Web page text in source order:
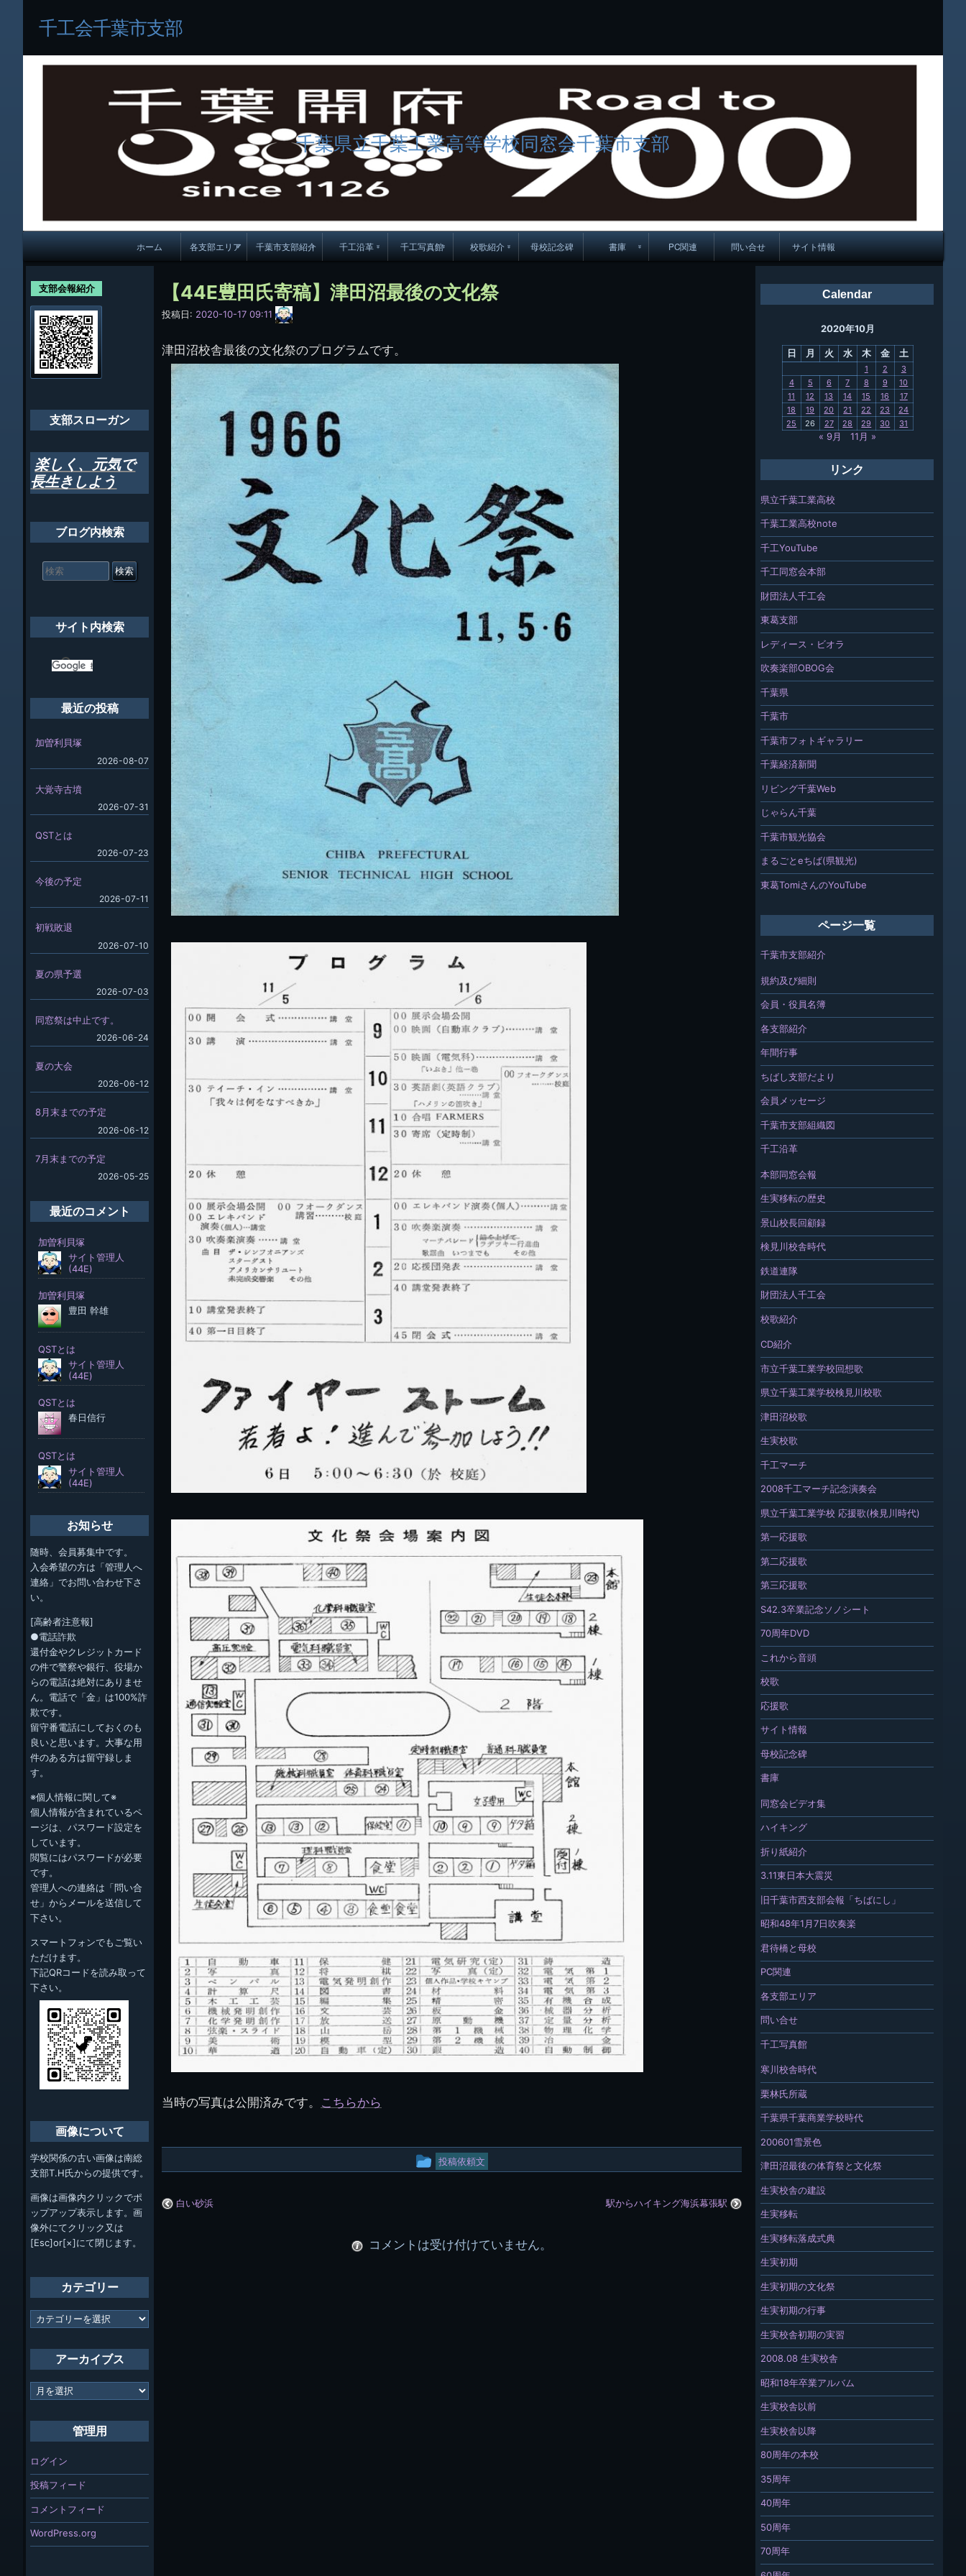
ツ
プ
千工会千葉市支部
千葉県立千葉工業高等学校同窓会千葉市支部
メ
イ
ン
ナ
ビ
ゲ
ー
ョ
ン
ホーム 各支部エリア 千葉市支部紹介
会員・役員名簿
ちばし支部だより
年間行事
会員メッセージ
千工沿革
生実移転の歴史
検見川校舎時代
鉄道連隊
千工写真館
歴代校長
40周年
生実校舎以前 寒川校舎時代
千葉商業学校時代
津田沼最後の体育祭
と文化祭
生実移転落成式典
生実初期の行事
生実初期の文化祭
生実校舎初期の実習
200601雪景色
2008.08 生実校舎
校歌紹介
校歌
見川校歌
第一応援歌
千工マーチ
2008千工マーチ記
念演奏会
S42.3卒業記念ソノ
これから音頭
母校記念碑 書庫
吹奏楽部関連
PC関連 問い合せ サイト情報
【44E豊田氏寄稿】津田沼最後の文化祭
投稿日: 2020-10-17 09:11
サ
イ
管
理
人
津田沼校舎最後の文化祭のプログラムです。
当時の写真は公開済みです。 こちらから
投
ー
投稿依頼文
白い砂浜 駅からハイキング海浜幕張駅
コメントは受け付けていません。
Calendar
2020年10月
日 月 火 水 木 金 土
1 2
3
4
5 6 7 8 9
10
11
12 13 14 15 16
17
18
19 20 21 22 23
24
25
26 27 28 29 30 31
« 9月 11月 »
リンク
県立千葉工業高校
千葉工業高校note
千工YouTube
千工同窓会本部
財団法人千工会
東葛支部
レディース・ビオラ
吹奏楽部OBOG会
千葉県
千葉市
千葉市フォトギャラリー
千葉経済新聞
リビング千葉Web
じゃらん千葉
千葉市観光協会
まるごとeちば(県観光)
東葛TomiさんのYouTube
ページ一覧
千葉市支部紹介
規約及び細則
会員・役員名簿
各支部紹介
年間行事
ちばし支部だより
会員メッセージ
千葉市支部組織図
千工沿革
本部同窓会報
生実移転の歴史
景山校長回顧録
検見川校舎時代
鉄道連隊
財団法人千工会
校歌紹介
CD紹介
市立千葉工業学校回想歌
県立千葉工業学校検見川校歌
津田沼校歌
生実校歌
千工マーチ
2008千工マーチ記念演奏会
県立千葉工業学校 応援歌(検見川時代)
第一応援歌
第二応援歌
第三応援歌
S42.3卒業記念ソノシート
70周年DVD
これから音頭
校歌
応援歌
サイト情報
母校記念碑
書庫
同窓会ビデオ集
ハイキング
折り紙紹介
3.11東日本大震災
旧千葉市西支部会報「ちばにし」
昭和48年1月7日吹奏楽
君待橋と母校
PC関連
各支部エリア
問い合せ
千工写真館
寒川校舎時代
栗林氏所蔵
千葉県千葉商業学校時代
200601雪景色
津田沼最後の体育祭と文化祭
生実校舎の建設
生実移転
生実移転落成式典
生実初期
生実初期の文化祭
生実初期の行事
生実校舎初期の実習
2008.08 生実校舎
昭和18年卒業アルバム
生実校舎以前
生実校舎以降
80周年の本校
35周年
40周年
50周年
70周年
支部会報紹介
支部スローガン
楽しく、元気で
長生きしよう
ブログ内検索
索
サイト内検索
最近の投稿
加曽利貝塚
2026-08-07
大覚寺古墳
2026-07-31
QSTとは
2026-07-23
今後の予定
2026-07-11
初戦敗退
2026-07-10
夏の県予選
2026-07-03
同窓祭は中止です。
2026-06-24
夏の大会
2026-06-12
8月末までの予定
2026-06-12
7月末までの予定
2026-05-25
最近のコメント
お知らせ
随時、会員募集中です。
入会希望の方は「管理人へ
連絡」でお問い合わせ下さ
い。
[高齢者注意報]
●電話詐欺
還付金やクレジットカード
の件で警察や銀行、役場か
らの電話は絶対にありませ
ん。電話で「金」は100%詐
欺です。
留守番電話にしておくのも
良いと思います。大事な用
件のある方は留守録しま
す。
※個人情報に関して※
個人情報が含まれているペ
ージは、パスワード設定を
しています。
閲覧にはパスワードが必要
です。
管理人への連絡は「問い合
せ」からメールを送信して
下さい。
スマートフォンでもご覧い
ただけます。
下記QRコードを読み取って
下さい。
画像について
学校関係の古い画像は南総
支部T.H氏からの提供です。
画像は画像内クリックでポ
ップアップ表示します。画
像外にてクリック又は
[Esc]or[×]にて閉じます。
カテゴリー
カ
テ
ー
アーカイブス
ア
ー
管理用
ログイン
投稿フィード
コメントフィード
WordPress.org